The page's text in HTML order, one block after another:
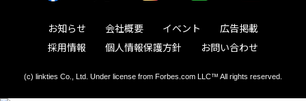
お知らせ 会社概要 イベント
広告掲載
採用情報
個人情報保護方針 お問い合わせ
(c) linkties Co., Ltd. Under license from Forbes.com LLC™ All rights reserved.